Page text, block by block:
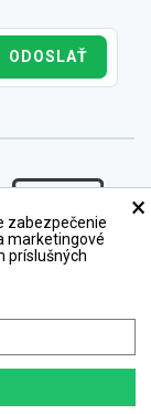
ODOSLAŤ
×
zabezpečenie
marketingové
príslušných